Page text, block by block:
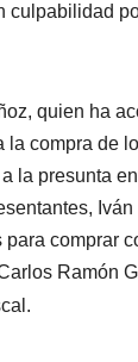
culpabilidad
quien ha
la compra de
la presunta
comprar
Ramón